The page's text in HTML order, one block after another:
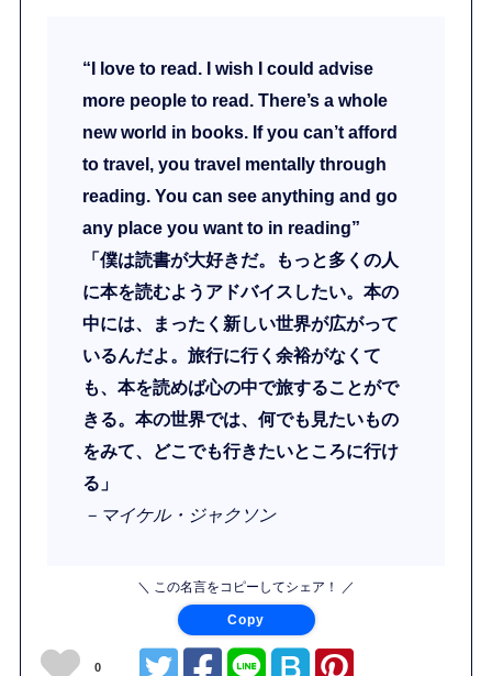
“I love to read. I wish I could advise
more people to read. There’s a whole
new world in books. If you can’t afford
to travel, you travel mentally through
reading. You can see anything and go
any place you want to in reading”
「僕は読書が大好きだ。もっと多くの人
に本を読むようアドバイスしたい。本の
中には、まったく新しい世界が広がって
いるんだよ。旅行に行く余裕がなくて
も、本を読めば心の中で旅することがで
きる。本の世界では、何でも見たいもの
をみて、どこでも行きたいところに行け
る」
－マイケル・ジャクソン
＼ この名言をコピーしてシェア！ ／
Copy
0